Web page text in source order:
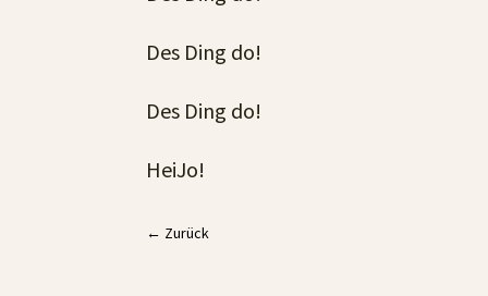
Des Ding do!
Des Ding do!
HeiJo!
← Zurück